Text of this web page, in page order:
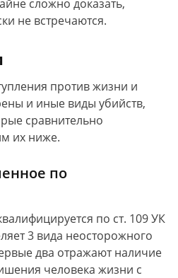
сложно доказать,
не встречаются.
против жизни и
и иные виды убийств,
сравнительно
их ниже.
по
по ст. 109 УК
3 вида неосторожного
два отражают наличие
человека жизни с